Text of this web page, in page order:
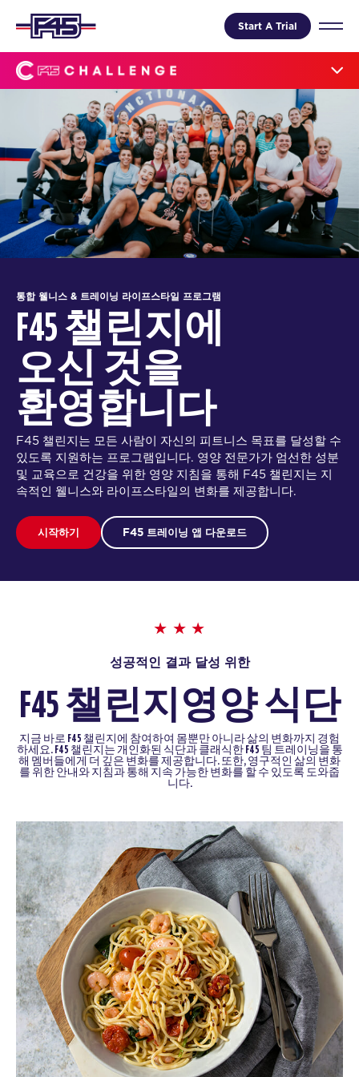
Start A Trial
통합 웰니스 & 트레이닝 라이프스타일 프로그램
F45 챌린지에
오신 것을
환영합니다
F45 챌린지는 모든 사람이 자신의 피트니스 목표를 달성할 수
있도록 지원하는 프로그램입니다. 영양 전문가가 엄선한 성분
및 교육으로 건강을 위한 영양 지침을 통해 F45 챌린지는 지
속적인 웰니스와 라이프스타일의 변화를 제공합니다.
시작하기 F45 트레이닝 앱 다운로드
성공적인 결과 달성 위한
F45 챌린지 영양 식단
지금 바로 F45 챌린지에 참여하여 몸뿐만 아니라 삶의 변화까지 경험
하세요. F45 챌린지는 개인화된 식단과 클래식한 F45 팀 트레이닝을 통
해 멤버들에게 더 깊은 변화를 제공합니다. 또한, 영구적인 삶의 변화
를 위한 안내와 지침과 통해 지속 가능한 변화를 할 수 있도록 도와줍
니다.